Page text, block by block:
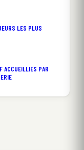
LES PLUS
ACCUEILLIES PAR